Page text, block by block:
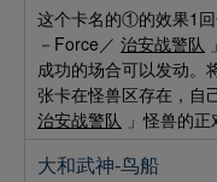
这个卡名的①的效果1
－Force／ 治安战警队
成功的场合可以发动
张卡在怪兽区存在，自
治安战警队 」怪兽的
大和武神-鸟船